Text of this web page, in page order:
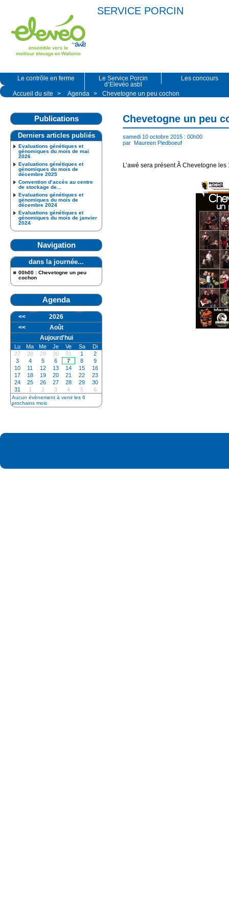
SERVICE PORCIN
Le contrôle en ferme
Le Service Porcin
d’Elevéo asbl
Les concours
Accueil du site > Agenda > Chevetogne un peu cochon
Chevetogne un peu
samedi 10 octobre 2015 : 00h00
par Maureen Piedboeuf
L’awé sera présent Ã Chevetogne
Publications
Derniers articles publiés
Evaluations génétiques et
génomiques du mois de mai
2026
Evaluations génétiques et
génomiques du mois de
décembre 2025
Convention d’accès au centre
de stockage de...
Evaluations génétiques et
génomiques du mois de
décembre 2024
Evaluations génétiques et
génomiques du mois de janvier
2024
Navigation
dans la journée...
00h00 : Chevetogne un peu
cochon
Agenda
<<
2026
<<
Août
Aujourd'hui
Lu Ma Me Je Ve Sa
Di
27
28 29 30 31 1
2
3
4 5 6 7 8
9
10
11 12 13 14 15
16
17
18 19 20 21 22
23
24
25 26 27 28 29
30
31
1 2 3 4 5 6
Aucun évènement à venir les 6
prochains mois